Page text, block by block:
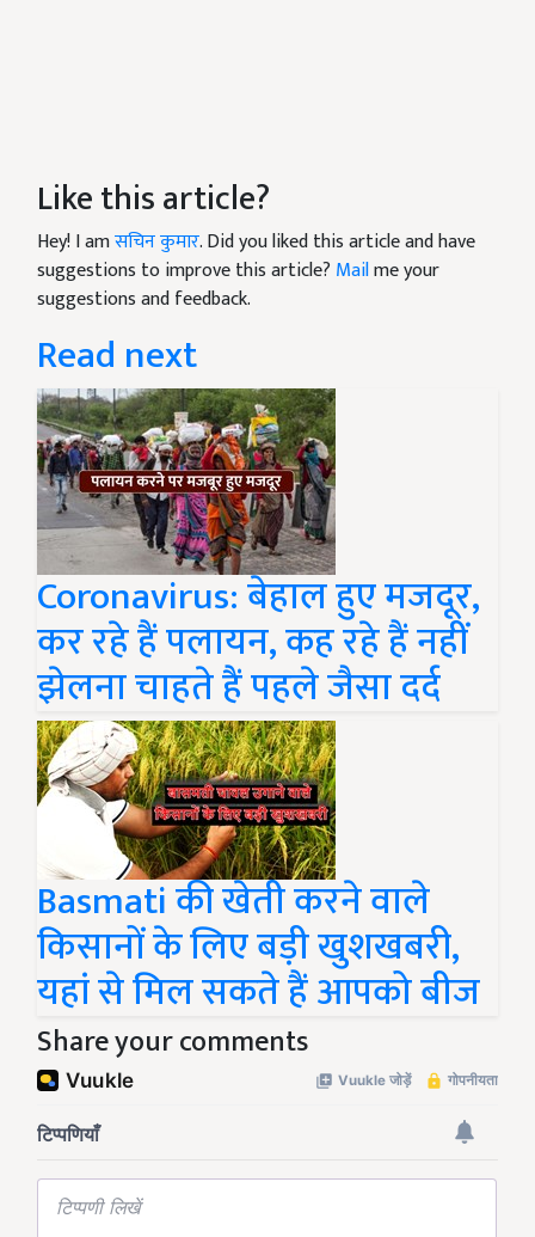
Like this article?
Hey! I amसचिन कुमार. Did you liked this article and have
suggestions to improve this article? Mailme your
suggestions and feedback.
Read next
Coronavirus: बेहाल हुए मजदूर,
कर रहे हैं पलायन, कह रहे हैं नहीं
झेलना चाहते हैं पहले जैसा दर्द
Basmati की खेती करने वाले
किसानों के लिए बड़ी खुशखबरी,
यहां से मिल सकते हैं आपको बीज
Share your comments